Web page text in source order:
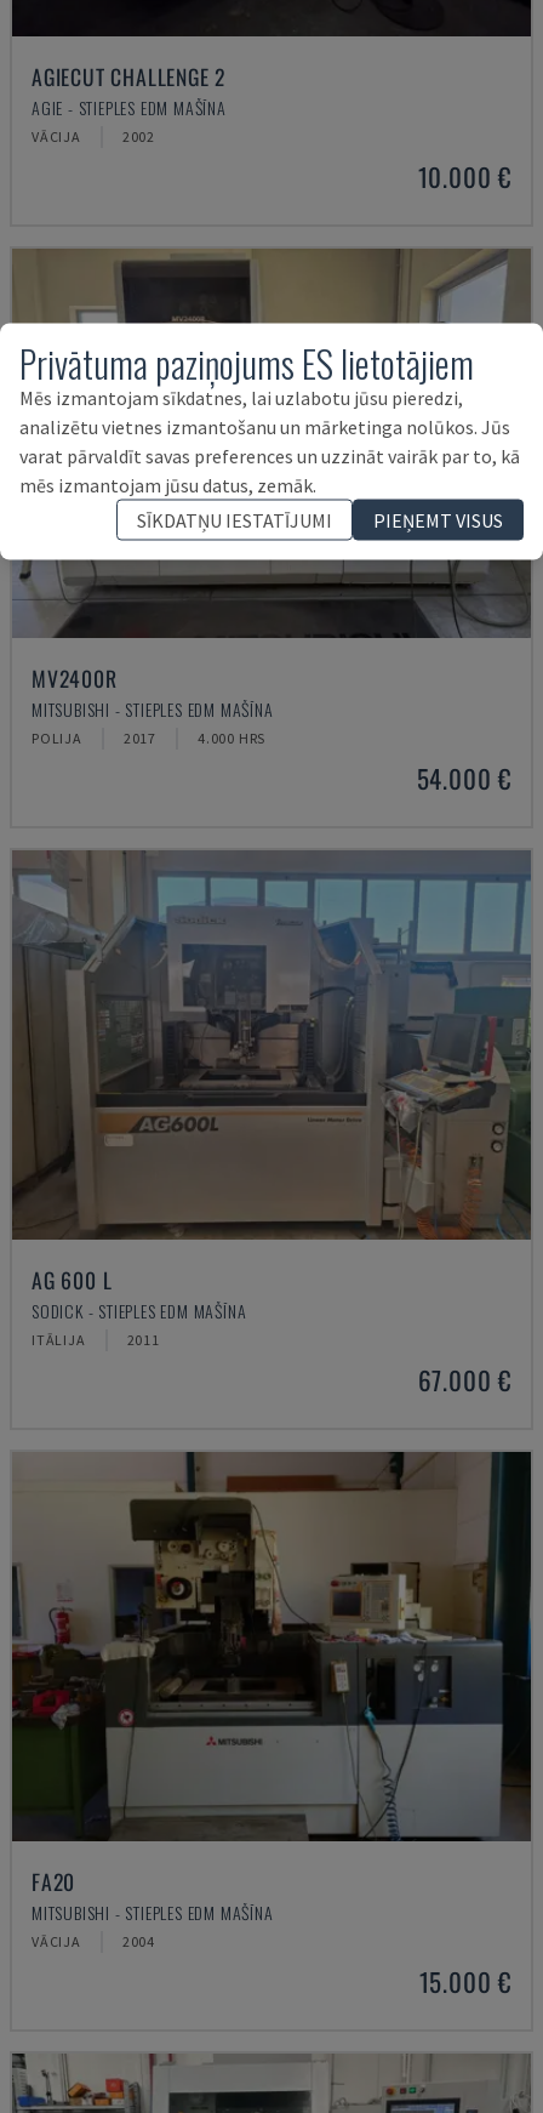
AGIECUT CHALLENGE 2
AGIE - STIEPLES EDM MAŠĪNA
VĀCIJA 2002
10.000 €
MV2400R
MITSUBISHI - STIEPLES EDM MAŠĪNA
POLIJA 2017 4.000 HRS
54.000 €
AG 600 L
SODICK - STIEPLES EDM MAŠĪNA
ITĀLIJA 2011
67.000 €
FA20
MITSUBISHI - STIEPLES EDM MAŠĪNA
VĀCIJA 2004
15.000 €
Privātuma paziņojums ES lietotājiem
Mēs izmantojam sīkdatnes, lai uzlabotu jūsu pieredzi,
analizētu vietnes izmantošanu un mārketinga nolūkos. Jūs
varat pārvaldīt savas preferences un uzzināt vairāk par to, kā
mēs izmantojam jūsu datus, zemāk.
SĪKDATŅU IESTATĪJUMI
PIEŅEMT VISUS